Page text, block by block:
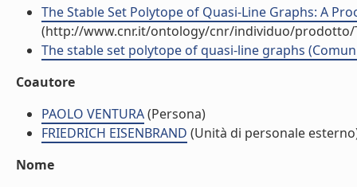
The Stable Set Polytope of Quasi-Line Graphs: A
(http://www.cnr.it/ontology/cnr/individuo/prodotto/
The stable set polytope of quasi-line graphs
Coautore
PAOLO VENTURA(Persona)
FRIEDRICH EISENBRAND (Unità di personale
Nome